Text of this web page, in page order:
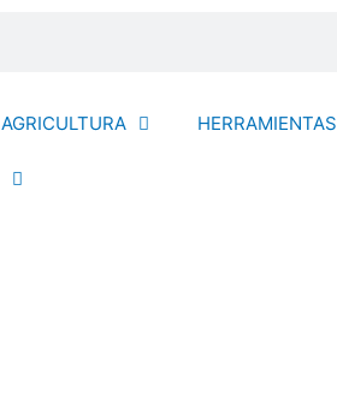
AGRICULTURA HERRAMIENTAS